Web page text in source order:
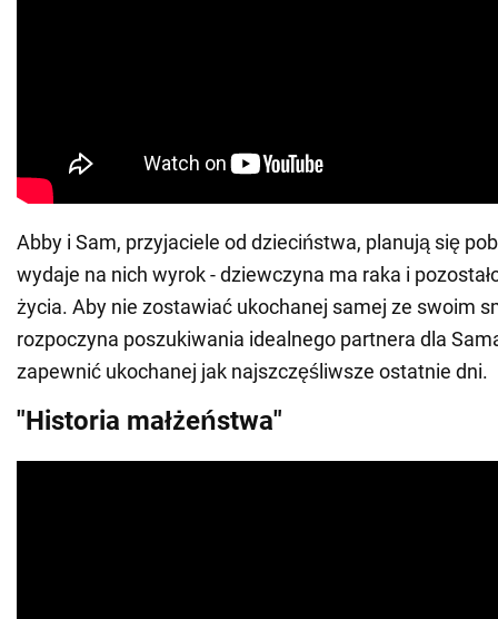
Abby i Sam, przyjaciele od dzieciństwa, planują się
wydaje na nich wyrok - dziewczyna ma raka i
życia. Aby nie zostawiać ukochanej samej ze swoim
rozpoczyna poszukiwania idealnego partnera dla
zapewnić ukochanej jak najszczęśliwsze ostatnie dni.
"Historia małżeństwa"